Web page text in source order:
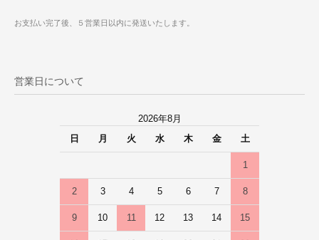
お支払い完了後、５営業日以内に発送いたします。
営業日について
2026年8月
日
月 火 水 木 金 土
1
2 3 4 5 6 7 8
9 10 11 12 13 14 15